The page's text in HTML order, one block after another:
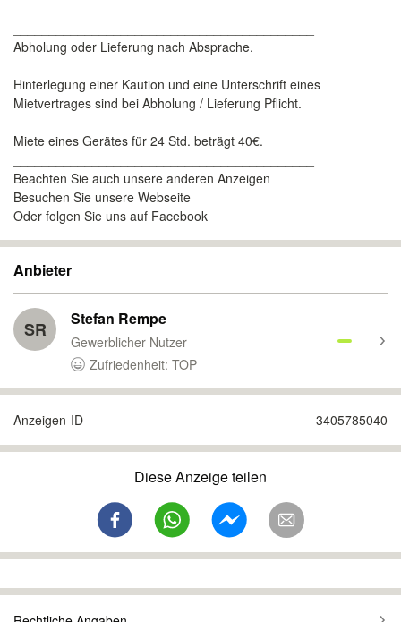
Abholung oder Lieferung nach Absprache.
Hinterlegung einer Kaution und eine Unterschrift eines
Mietvertrages sind bei Abholung / Lieferung Pflicht.
Miete eines Gerätes für 24 Std. beträgt 40€.
Beachten Sie auch unsere anderen Anzeigen
Besuchen Sie unsere Webseite
Oder folgen Sie uns auf Facebook
Anbieter
SR Stefan Rempe
Gewerblicher Nutzer
Zufriedenheit: TOP
Anzeigen-ID 3405785040
Diese Anzeige teilen